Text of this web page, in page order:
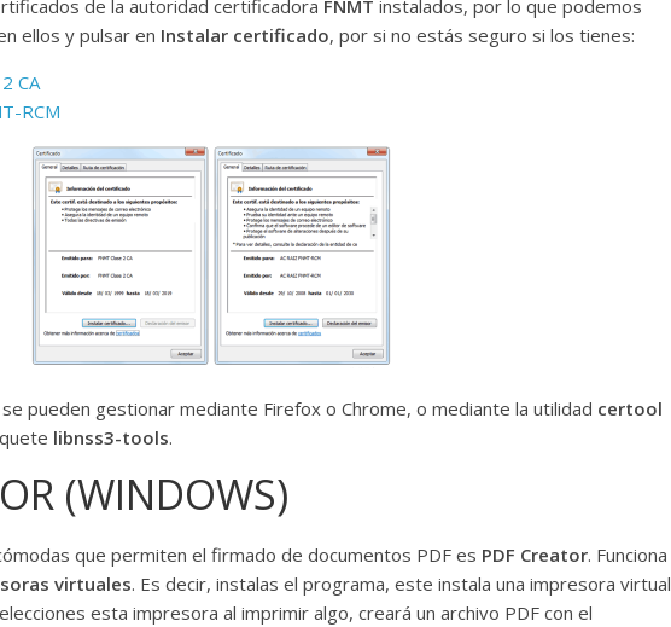
de la autoridad certificadora FNMT instalados, por lo que podemos
ellos y pulsar en Instalar certificado, por si no estás seguro si los tienes:
CA
RCM
pueden gestionar mediante Firefox o Chrome, o mediante la utilidad certool
libnss3-tools.
(WINDOWS)
que permiten el firmado de documentos PDF es PDF Creator. Funciona
virtuales. Es decir, instalas el programa, este instala una impresora virtual
esta impresora al imprimir algo, creará un archivo PDF con el